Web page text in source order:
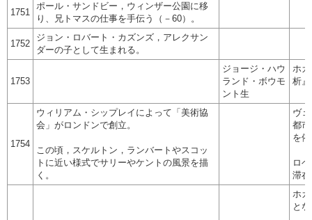
1751
ポール・サンドビー，ウィンザー公園に移
り、兄トマスの仕事を手伝う（－60）。
1752
ジョン・ロバート・カズンズ，アレクサン
ダーの子として生まれる。
1753
ジョージ・ハウ
ランド・ボウモ
ント生
ホ
析
1754
ウィリアム・シップレイによって「美術協
会」がロンドンで創立。
この頃，スケルトン，ランバートやスコッ
トに近い様式でサリーやケントの風景を描
く。
ヴ
都
を
ロ
滞
ホ
と